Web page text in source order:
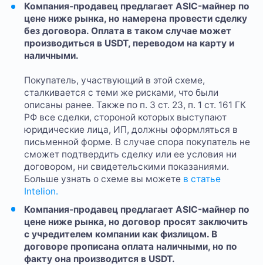
Компания-продавец предлагает ASIC-майнер по
цене ниже рынка, но намерена провести сделку
без договора. Оплата в таком случае может
производиться в USDT, переводом на карту и
наличными.
Покупатель, участвующий в этой схеме,
сталкивается с теми же рисками, что были
описаны ранее. Также по п. 3 ст. 23, п. 1 ст. 161 ГК
РФ все сделки, стороной которых выступают
юридические лица, ИП, должны оформляться в
письменной форме. В случае спора покупатель не
сможет подтвердить сделку или ее условия ни
договором, ни свидетельскими показаниями.
Больше узнать о схеме вы можете в статье
Intelion.
Компания-продавец предлагает ASIC-майнер по
цене ниже рынка, но договор просят заключить
с учредителем компании как физлицом. В
договоре прописана оплата наличными, но по
факту она производится в USDT.